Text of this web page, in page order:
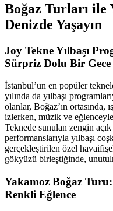
Boğaz Turları ile
Denizde Yaşayın
Joy Tekne Yılbaşı
Sürpriz Dolu Bir Gece
İstanbul’un en popüler
yılında da yılbaşı
olanlar, Boğaz’ın ortasında,
izlerken, müzik ve
Teknede sunulan zengin açık
performanslarıyla yılbaşı
gerçekleştirilen özel
gökyüzü birleştiğinde,
Yakamoz Boğaz
Renkli Eğlence